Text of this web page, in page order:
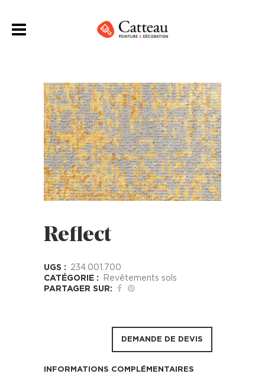
Reflect
UGS :
234.001.700
CATÉGORIE :
Revêtements sols
PARTAGER SUR:
DEMANDE DE DEVIS
INFORMATIONS COMPLÉMENTAIRES